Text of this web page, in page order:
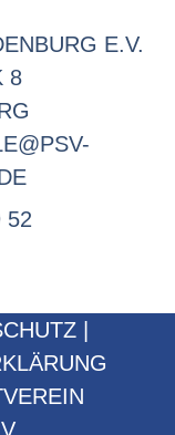
E.V.
8
52
|